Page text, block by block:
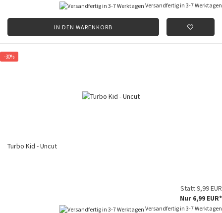
Versandfertig in 3-7 Werktagen
IN DEN WARENKORB
-30%
Turbo Kid - Uncut
Statt 9,99 EUR
Nur 6,99 EUR*
Versandfertig in 3-7 Werktagen